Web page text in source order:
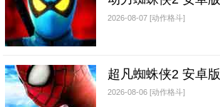
2026-08-07 [动作格斗]
超凡蜘蛛侠2 安卓版
2026-08-06 [动作格斗]